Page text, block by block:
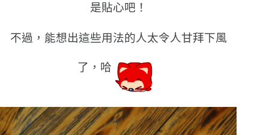
是貼心吧！
不過，能想出這些用法的人太令人甘拜下風
了，哈